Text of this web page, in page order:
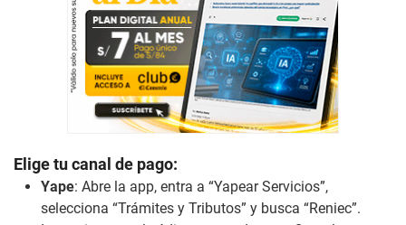
Elige tu canal de pago:
Yape: Abre la app, entra a “Yapear Servicios”,
selecciona “Trámites y Tributos” y busca “Reniec”.